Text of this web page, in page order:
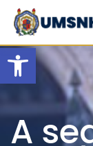
Open
Skip
content
A